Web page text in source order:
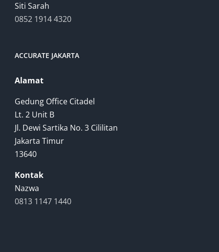
Siti Sarah
0852 1914 4320
ACCURATE JAKARTA
Alamat
Gedung Office Citadel
Lt. 2 Unit B
Jl. Dewi Sartika No. 3 Cililitan
Jakarta Timur
13640
Kontak
Nazwa
0813 1147 1440